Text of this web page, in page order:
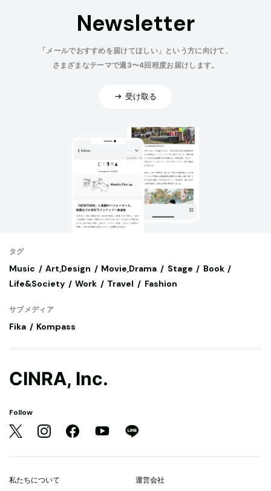
Newsletter
「メールでおすすめを届けてほしい」という方に向けて、
さまざまなテーマで週3〜4回程度お届けします。
受け取る
タグ
Music Art,Design Movie,Drama Stage
Book
Life&Society
Work Travel Fashion
サブメディア
Fika Kompass
CINRA, Inc.
Follow
私たちについて 運営会社